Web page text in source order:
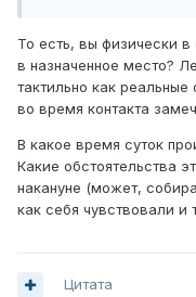
То есть, вы физически
в назначенное место?
тактильно как
во время контакта
В какое время суток
Какие обстоятельства
накануне (может,
как себя чувствовали и
Цитата